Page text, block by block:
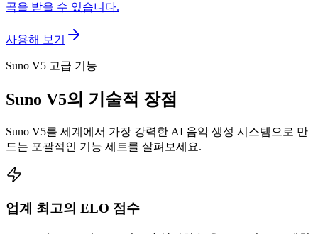
곡을 받을 수 있습니다.
사용해 보기
Suno V5 고급 기능
Suno V5의 기술적 장점
Suno V5를 세계에서 가장 강력한 AI 음악 생성 시스템으로 만
드는 포괄적인 기능 세트를 살펴보세요.
업계 최고의 ELO 점수